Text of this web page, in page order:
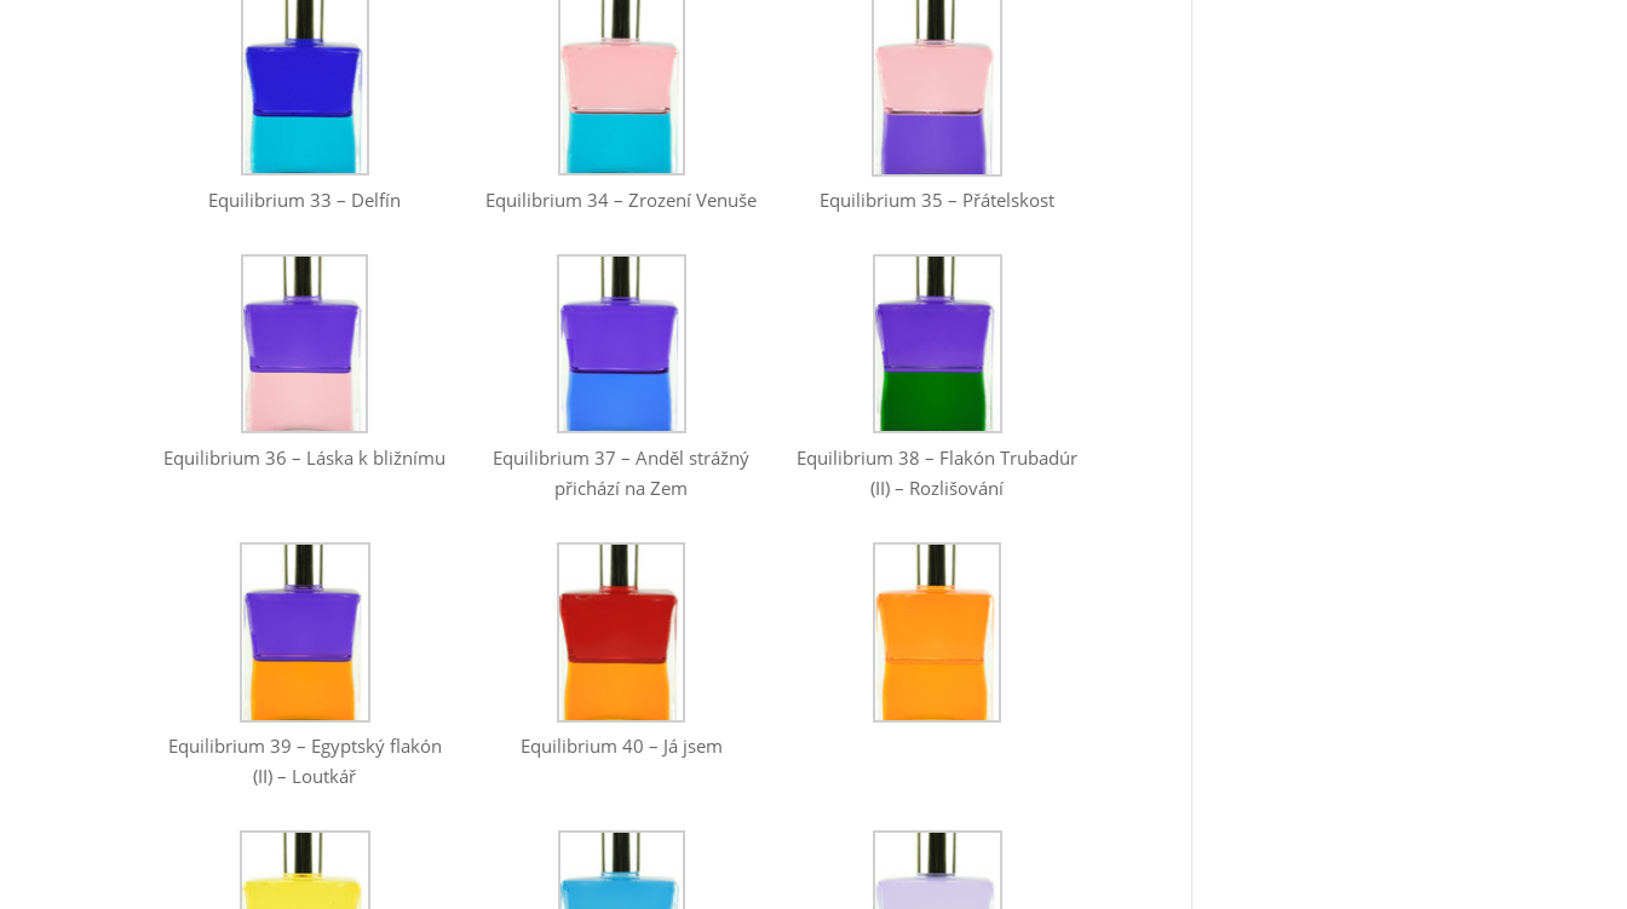
Equilibrium 33 – Delfín Equilibrium 34 – Zrození Venuše Equilibrium 35 – Přátelskost
Equilibrium 36 – Láska k bližnímu
Equilibrium 37 – Anděl strážný
přichází na Zem
Equilibrium 38 – Flakón Trubadúr
(II) – Rozlišování
Equilibrium 39 – Egyptský flakón
(II) – Loutkář
Equilibrium 40 – Já jsem